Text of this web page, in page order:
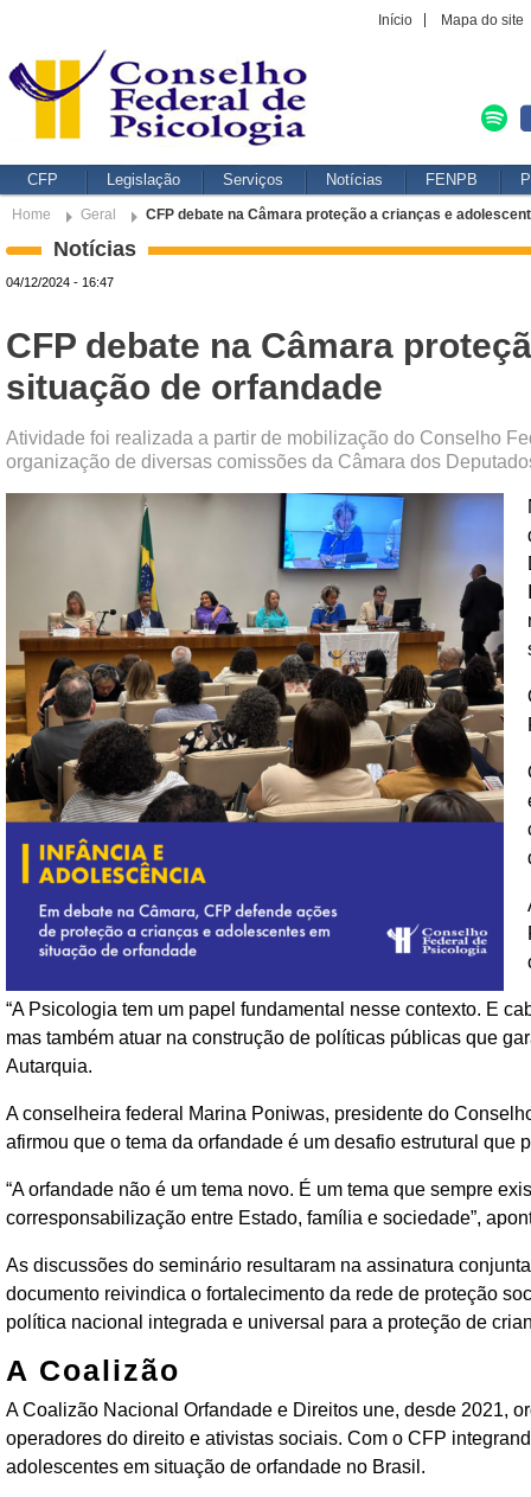
Início Mapa do site
CFP Legislação Serviços Notícias FENPB
Home Geral CFP debate na Câmara proteção a crianças e
Notícias
04/12/2024 - 16:47
CFP debate na Câmara
situação de orfandade
Atividade foi realizada a partir de mobilização do Conselho
organização de diversas comissões da Câmara dos
“A Psicologia tem um papel fundamental nesse contexto. E
mas também atuar na construção de políticas públicas que
Autarquia.
A conselheira federal Marina Poniwas, presidente do
afirmou que o tema da orfandade é um desafio estrutural que
“A orfandade não é um tema novo. É um tema que sempre
corresponsabilização entre Estado, família e sociedade”,
As discussões do seminário resultaram na assinatura
documento reivindica o fortalecimento da rede de proteção
política nacional integrada e universal para a proteção de
A Coalizão
A Coalizão Nacional Orfandade e Direitos une, desde 2021,
operadores do direito e ativistas sociais. Com o CFP
adolescentes em situação de orfandade no Brasil.